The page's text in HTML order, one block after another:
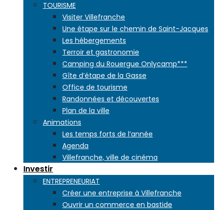
TOURISME
Visiter Villefranche
Une étape sur le chemin de Saint-Jacques
Les hébergements
Terroir et gastronomie
Camping du Rouergue Onlycamp***
Gîte d’étape de la Gasse
Office de tourisme
Randonnées et découvertes
Plan de la ville
Animations
Les temps forts de l’année
Agenda
Villefranche, ville de cinéma
Investir
ENTREPRENEURIAT
Créer une entreprise à Villefranche
Ouvrir un commerce en bastide